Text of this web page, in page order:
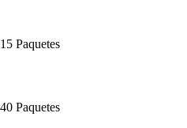
15 Paquetes
40 Paquetes